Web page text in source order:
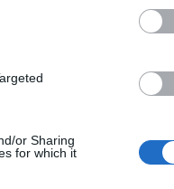
or Sharing
for which it